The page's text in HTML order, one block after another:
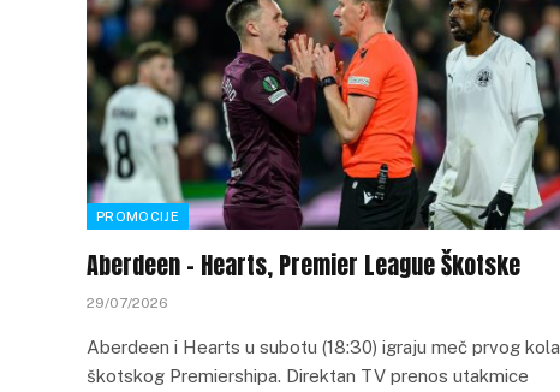
PROMOCIJE
Aberdeen – Hearts, Premier League Škotske
29/07/2026
Aberdeen i Hearts u subotu (18:30) igraju meč prvog kola
škotskog Premiershipa. Direktan TV prenos utakmice